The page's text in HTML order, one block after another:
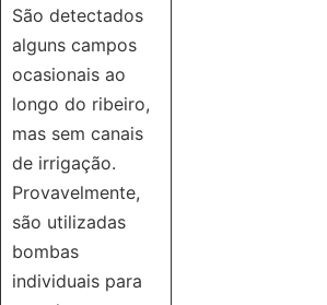
São detectados
alguns campos
ocasionais ao
longo do ribeiro,
mas sem canais
de irrigação.
Provavelmente,
são utilizadas
bombas
individuais para